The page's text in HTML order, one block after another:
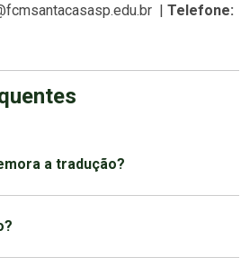
| Telefone:
a tradução?